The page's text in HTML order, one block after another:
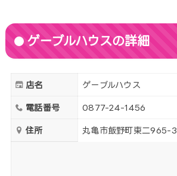
ゲーブルハウスの詳細
店名 ゲーブルハウス
電話番号 0877-24-1456
住所 丸亀市飯野町東二965-3